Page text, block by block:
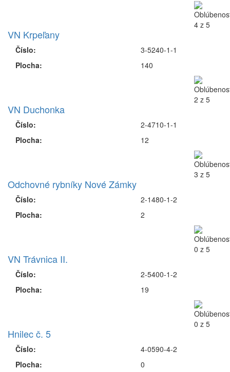
VN Krpeľany
Číslo:
Plocha:
3-5240-1-1
140
VN Duchonka
Číslo:
Plocha:
2-4710-1-1
12
Odchovné rybníky Nové Zámky
Číslo:
Plocha:
2-1480-1-2
2
VN Trávnica II.
Číslo:
Plocha:
2-5400-1-2
19
Hnilec č. 5
Číslo:
Plocha:
4-0590-4-2
0